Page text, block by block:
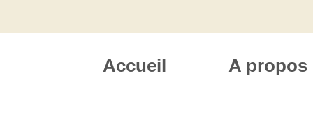
Accueil A propos